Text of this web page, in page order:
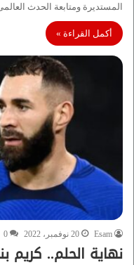
المستديرة ومتابعة الحدث
أكمل القراءة »
Esam 20 نوفمبر، 2022 0
نهاية الحلم.. كريم